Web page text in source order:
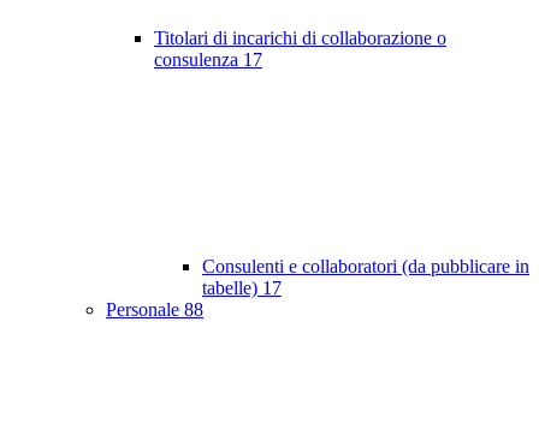
Titolari di incarichi di collaborazione o
consulenza 17
Consulenti e collaboratori (da pubblicare in
tabelle) 17
Personale 88